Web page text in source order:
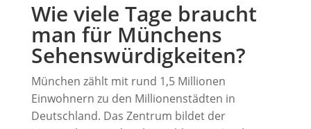
Wie viele Tage braucht
man für Münchens
Sehenswürdigkeiten?
München zählt mit rund 1,5 Millionen
Einwohnern zu den Millionenstädten in
Deutschland. Das Zentrum bildet der